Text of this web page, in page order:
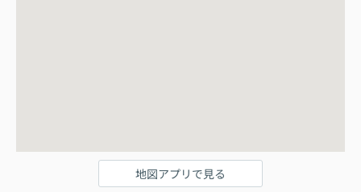
地図アプリで見る